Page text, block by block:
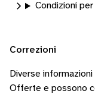
Condizioni
Correzioni
Diverse
Offerte e possono